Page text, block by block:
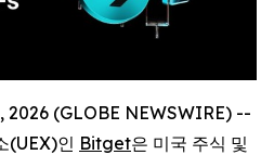
2026 (GLOBE NEWSWIRE) --
(UEX)인 Bitget은 미국 주식 및